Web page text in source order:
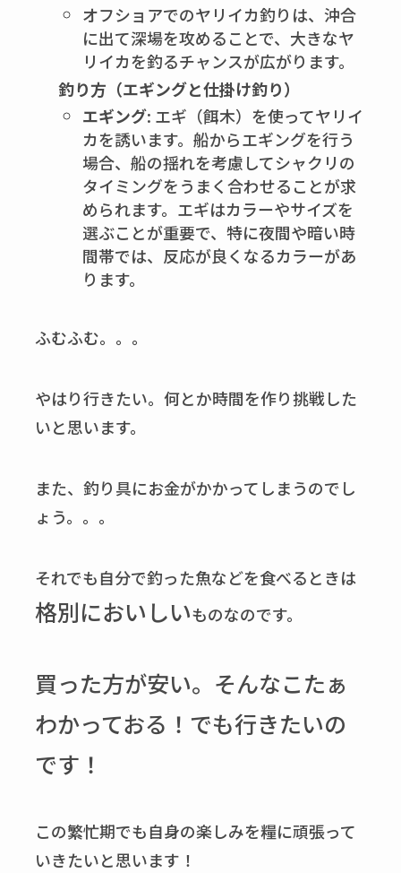
オフショアでのヤリイカ釣りは、沖合
に出て深場を攻めることで、大きなヤ
リイカを釣るチャンスが広がります。
釣り方（エギングと仕掛け釣り）
エギング: エギ（餌木）を使ってヤリイ
カを誘います。船からエギングを行う
場合、船の揺れを考慮してシャクリの
タイミングをうまく合わせることが求
められます。エギはカラーやサイズを
選ぶことが重要で、特に夜間や暗い時
間帯では、反応が良くなるカラーがあ
ります。
ふむふむ。。。
やはり行きたい。何とか時間を作り挑戦した
いと思います。
また、釣り具にお金がかかってしまうのでし
ょう。。。
それでも自分で釣った魚などを食べるときは
格別においしいものなのです。
買った方が安い。そんなこたぁ
わかっておる！でも行きたいの
です！
この繁忙期でも自身の楽しみを糧に頑張って
いきたいと思います！